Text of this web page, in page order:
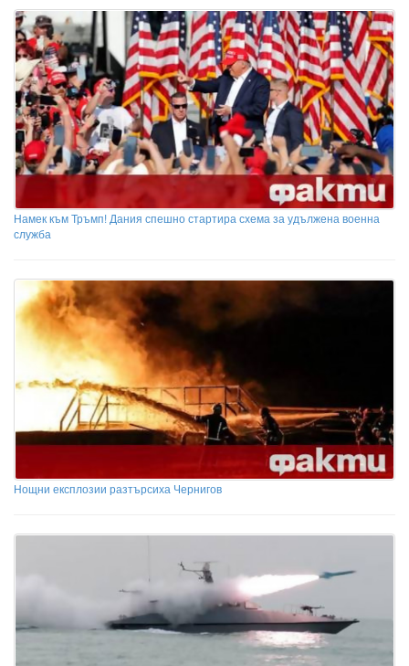
Намек към Тръмп! Дания спешно стартира схема за удължена военна
служба
Нощни експлозии разтърсиха Чернигов